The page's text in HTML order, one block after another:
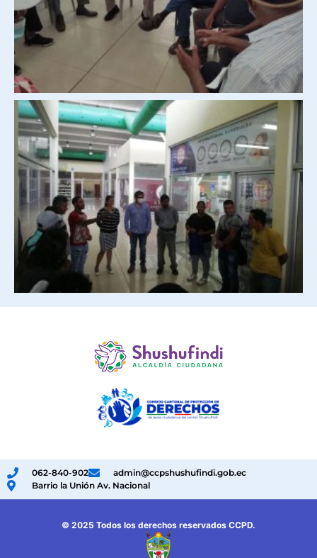
062-840-902
admin@ccpshushufindi.gob.ec
Barrio la Unión Av. Nacional
© 2025 Todos los derechos reservados CCPD.